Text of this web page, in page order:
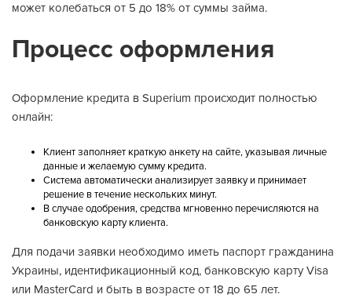
может колебаться от 5 до 18% от суммы займа.
Процесс оформления
Оформление кредита в Superium происходит полностью
онлайн:
Клиент заполняет краткую анкету на сайте, указывая личные
данные и желаемую сумму кредита.
Система автоматически анализирует заявку и принимает
решение в течение нескольких минут.
В случае одобрения, средства мгновенно перечисляются на
банковскую карту клиента.
Для подачи заявки необходимо иметь паспорт гражданина
Украины, идентификационный код, банковскую карту Visa
или MasterCard и быть в возрасте от 18 до 65 лет.